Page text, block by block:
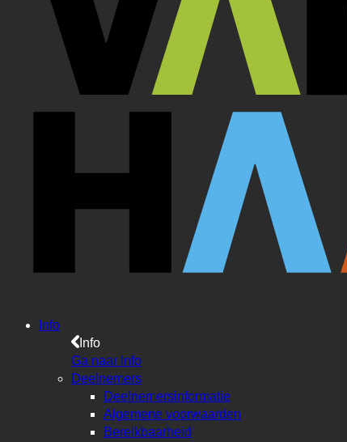
Info
Info
Ga naar Info
Deelnemers
Deelnemersinformatie
Algemene voorwaarden
Bereikbaarheid